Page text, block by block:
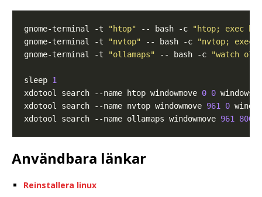
gnome-terminal -t "htop" -- bash -c
"htop; exec
gnome-terminal -t
"nvtop" -- bash -c
"nvtop; exec
gnome-terminal -t
"ollamaps" -- bash -c "watch
sleep 1
xdotool search --name htop windowmove 0 0
xdotool search --name nvtop windowmove 961 0
xdotool search --name ollamaps windowmove 961 800
Användbara länkar
Reinstallera linux